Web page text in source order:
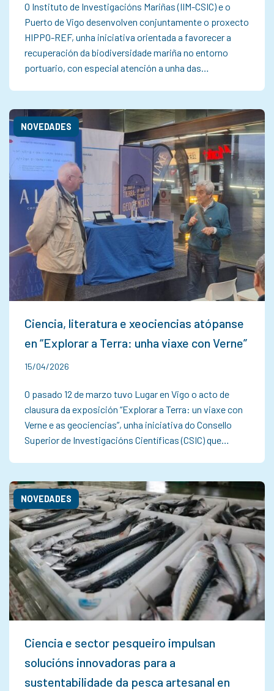
O Instituto de Investigacións Mariñas (IIM-CSIC) e o
Puerto de Vigo desenvolven conjuntamente o proxecto
HIPPO-REF, unha iniciativa orientada a favorecer a
recuperación da biodiversidade mariña no entorno
portuario, con especial atención a unha das…
Ciencia, literatura e xeociencias atópanse
en “Explorar a Terra: unha viaxe con Verne”
NOVEDADES
15/04/2026
O pasado 12 de marzo tuvo Lugar en Vigo o acto de
clausura da exposición “Explorar a Terra: un viaxe con
Verne e as geociencias”, unha iniciativa do Consello
Superior de Investigacións Científicas (CSIC) que…
Ciencia e sector pesqueiro impulsan
solucións innovadoras para a
sustentabilidade da pesca artesanal en
NOVEDADES